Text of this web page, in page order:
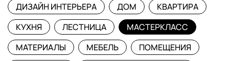
ДИЗАЙН ИНТЕРЬЕРА
ДОМ
КВАРТИРА
КУХНЯ
ЛЕСТНИЦА
МАСТЕРКЛАСС
МАТЕРИАЛЫ
МЕБЕЛЬ
ПОМЕЩЕНИЯ